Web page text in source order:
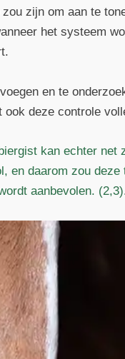
zou zijn om aan te
het systeem
en te
ook deze controle
kan echter net
en daarom zou
aanbevolen.